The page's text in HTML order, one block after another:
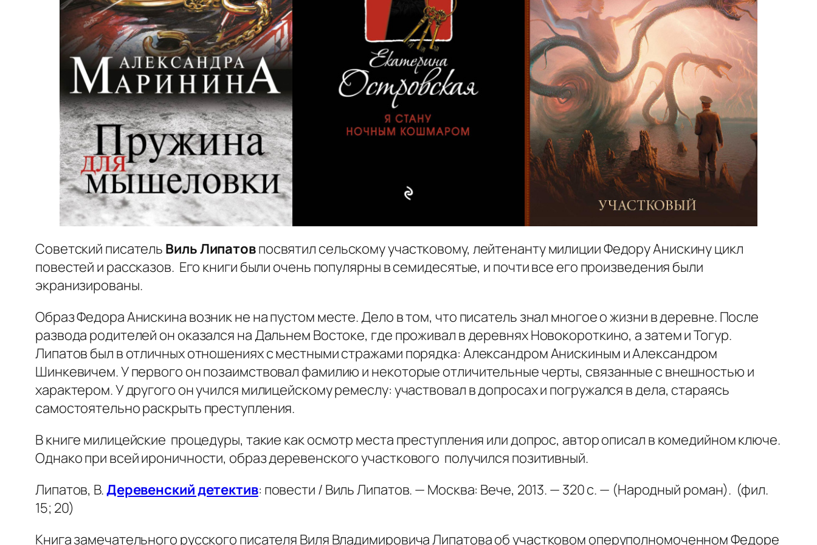
Советский писатель Виль Липатовпосвятил сельскому участковому, лейтенанту милиции Федору Анискину цикл
повестей и рассказов. Его книги были очень популярны в семидесятые, и почти все его произведения были
экранизированы.
Образ Федора Анискина возник не на пустом месте. Дело в том, что писатель знал многое о жизни в деревне. После
развода родителей он оказался на Дальнем Востоке, где проживал в деревнях Новокороткино, а затем и Тогур.
Липатов был в отличных отношениях с местными стражами порядка: Александром Анискиным и Александром
Шинкевичем. У первого он позаимствовал фамилию и некоторые отличительные черты, связанные с внешностью и
характером. У другого он учился милицейскому ремеслу: участвовал в допросах и погружался в дела, стараясь
самостоятельно раскрыть преступления.
В книге милицейские процедуры, такие как осмотр места преступления или допрос, автор описал в комедийном ключе.
Однако при всей ироничности, образ деревенского участкового получился позитивный.
Липатов, В.Деревенский детектив: повести / Виль Липатов. — Москва: Вече, 2013. — 320 с. — (Народный роман). (фил.
15; 20)
Книга замечательного русского писателя Виля Владимировича Липатова об участковом оперуполномоченном Федоре